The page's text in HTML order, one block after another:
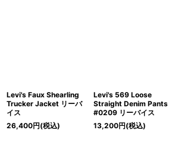
Levi's Faux Shearling
Trucker Jacket リーバ
イス
26,400円(税込)
Levi's 569 Loose
Straight Denim Pants
#0209 リーバイス
13,200円(税込)